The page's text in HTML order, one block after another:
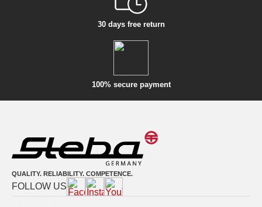
30 days free return
100% secure payment
QUALITY. RELIABILITY. COMPETENCE.
FOLLOW US